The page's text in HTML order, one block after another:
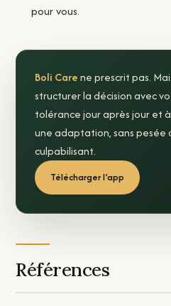
pour vous.
Boli Carene prescrit pas.
structurer la décision avec
tolérance jour après jour et
une adaptation, sans
culpabilisant.
Télécharger l’app
Références